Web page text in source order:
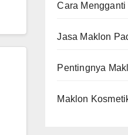
Cara
Jasa Maklon
Pentingnya
Maklon